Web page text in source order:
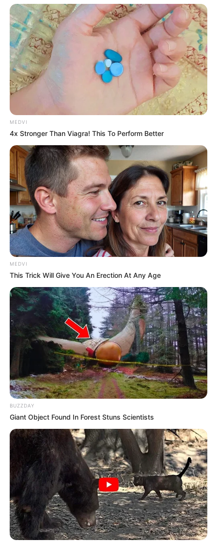
MEDVI
4x Stronger Than Viagra! This To Perform Better
MEDVI
This Trick Will Give You An Erection At Any Age
BUZZDAY
Giant Object Found In Forest Stuns Scientists